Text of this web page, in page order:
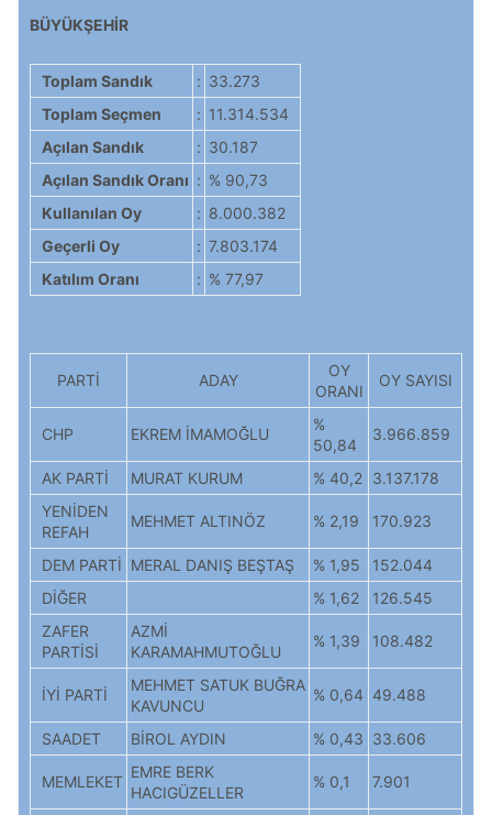
BÜYÜKŞEHİR
Toplam Sandık : 33.273
Toplam Seçmen
: 11.314.534
Açılan Sandık
: 30.187
Açılan Sandık Oranı : % 90,73
Kullanılan Oy
: 8.000.382
Geçerli Oy
: 7.803.174
Katılım Oranı
: % 77,97
PARTİ ADAY
OY
ORANI
OY SAYISI
CHP EKREM İMAMOĞLU
%
50,84
3.966.859
AK PARTİ MURAT KURUM % 40,2 3.137.178
YENİDEN
REFAH
MEHMET ALTINÖZ % 2,19 170.923
DEM PARTİ MERAL DANIŞ BEŞTAŞ % 1,95
152.044
DİĞER
% 1,62
126.545
ZAFER
PARTİSİ
AZMİ
KARAMAHMUTOĞLU
% 1,39 108.482
İYİ PARTİ
MEHMET SATUK BUĞRA
KAVUNCU
% 0,64 49.488
SAADET BİROL AYDIN % 0,43 33.606
MEMLEKET
EMRE BERK
HACIGÜZELLER
% 0,1 7.901